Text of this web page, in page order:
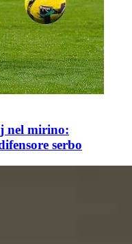
nel mirino:
serbo